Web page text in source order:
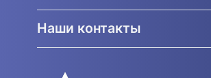
Наши контакты